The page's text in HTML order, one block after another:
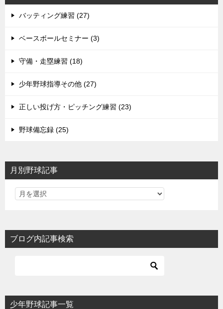
バッティング練習 (27)
ベースボールセミナー (3)
守備・走塁練習 (18)
少年野球指導その他 (27)
正しい投げ方・ピッチング練習 (23)
野球備忘録 (25)
月別野球記事
ブログ内記事検索
少年野球記事一覧